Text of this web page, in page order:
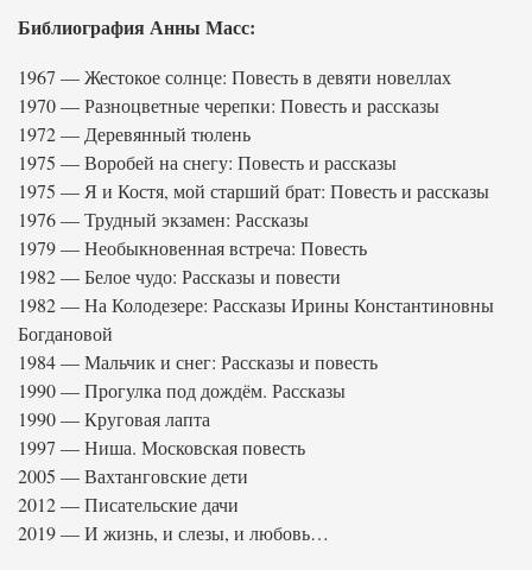
Библиография Анны Масс:
1967 — Жестокое солнце: Повесть в девяти новеллах
1970 — Разноцветные черепки: Повесть и рассказы
1972 — Деревянный тюлень
1975 — Воробей на снегу: Повесть и рассказы
1975 — Я и Костя, мой старший брат: Повесть и рассказы
1976 — Трудный экзамен: Рассказы
1979 — Необыкновенная встреча: Повесть
1982 — Белое чудо: Рассказы и повести
1982 — На Колодезере: Рассказы Ирины Константиновны
Богдановой
1984 — Мальчик и снег: Рассказы и повесть
1990 — Прогулка под дождём. Рассказы
1990 — Круговая лапта
1997 — Ниша. Московская повесть
2005 — Вахтанговские дети
2012 — Писательские дачи
2019 — И жизнь, и слезы, и любовь…